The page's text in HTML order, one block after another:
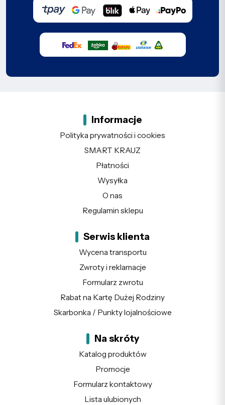
Informacje
Polityka prywatności i cookies
SMART KRAUZ
Płatności
Wysyłka
O nas
Regulamin sklepu
Serwis klienta
Wycena transportu
Zwroty i reklamacje
Formularz zwrotu
Rabat na Kartę Dużej Rodziny
Skarbonka / Punkty lojalnościowe
Na skróty
Katalog produktów
Promocje
Formularz kontaktowy
Lista ulubionych